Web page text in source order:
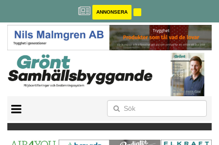
ANNONSERA
MILJÖBYGGNAD